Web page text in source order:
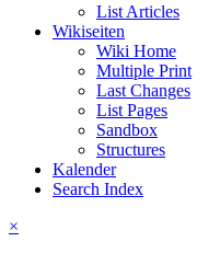
List Articles
Wikiseiten
Wiki Home
Multiple Print
Last Changes
List Pages
Sandbox
Structures
Kalender
Search Index
×